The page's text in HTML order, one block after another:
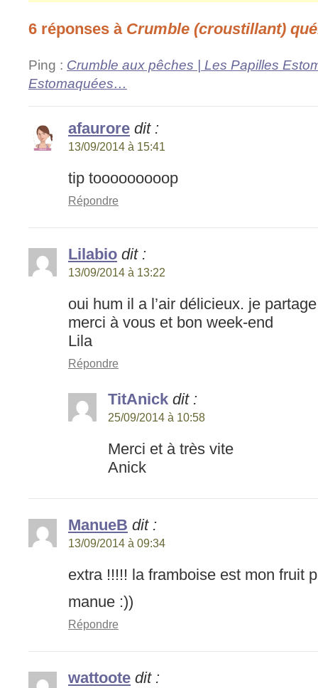
6 réponses à Crumble (croustillant)
Ping : Crumble aux pêches | Les Papilles
Estomaquées…
afaurore dit :
13/09/2014 à 15:41
tip tooooooooop
Répondre
Lilabio dit :
13/09/2014 à 13:22
oui hum il a l’air délicieux. je
merci à vous et bon week-end
Lila
Répondre
TitAnick dit :
25/09/2014 à 10:58
Merci et à très vite
Anick
ManueB dit :
13/09/2014 à 09:34
extra !!!!! la framboise est mon fruit
manue :))
Répondre
wattoote dit :